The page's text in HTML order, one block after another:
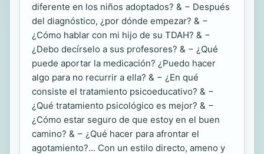
diferente en los niños adoptados? & − Después
del diagnóstico, ¿por dónde empezar? & −
¿Cómo hablar con mi hijo de su TDAH? & −
¿Debo decírselo a sus profesores? & − ¿Qué
puede aportar la medicación? ¿Puedo hacer
algo para no recurrir a ella? & − ¿En qué
consiste el tratamiento psicoeducativo? & −
¿Qué tratamiento psicológico es mejor? & −
¿Cómo estar seguro de que estoy en el buen
camino? & − ¿Qué hacer para afrontar el
agotamiento?... Con un estilo directo, ameno y